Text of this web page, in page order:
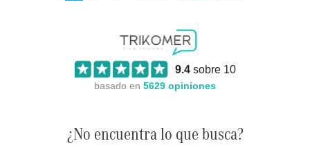
9.4sobre 10
basado en 5629 opiniones
¿No encuentra lo que busca?